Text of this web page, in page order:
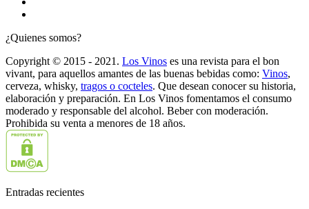
¿Quienes somos?
Copyright © 2015 - 2021. Los Vinos es una revista para el bon
vivant, para aquellos amantes de las buenas bebidas como: Vinos,
cerveza, whisky, tragos o cocteles. Que desean conocer su historia,
elaboración y preparación. En Los Vinos fomentamos el consumo
moderado y responsable del alcohol. Beber con moderación.
Prohibida su venta a menores de 18 años.
Entradas recientes